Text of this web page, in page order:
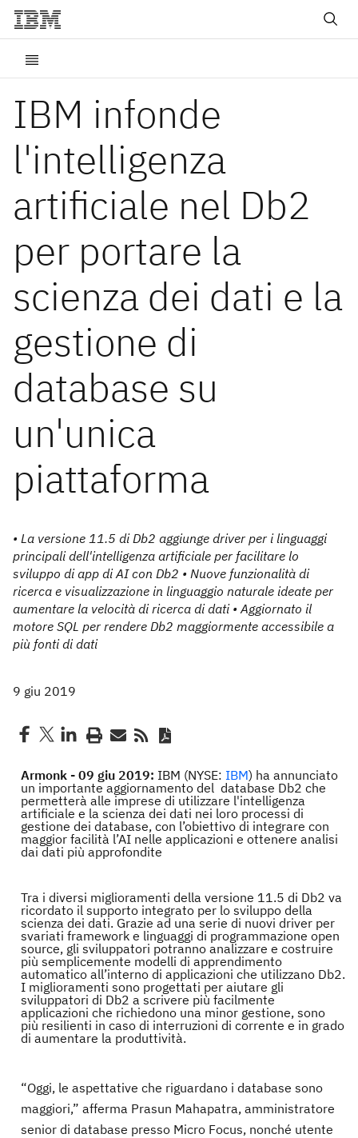
IBM infonde
l'intelligenza
artificiale nel Db2
per portare la
scienza dei dati e la
gestione di
database su
un'unica
piattaforma
• La versione 11.5 di Db2 aggiunge driver per i linguaggi
principali dell'intelligenza artificiale per facilitare lo
sviluppo di app di AI con Db2 • Nuove funzionalità di
ricerca e visualizzazione in linguaggio naturale ideate per
aumentare la velocità di ricerca di dati • Aggiornato il
motore SQL per rendere Db2 maggiormente accessibile a
più fonti di dati
9 giu 2019
Armonk - 09 giu 2019: IBM (NYSE: IBM) ha annunciato
un importante aggiornamento del database Db2 che
permetterà alle imprese di utilizzare l'intelligenza
artificiale e la scienza dei dati nei loro processi di
gestione dei database, con l’obiettivo di integrare con
maggior facilità l’AI nelle applicazioni e ottenere analisi
dai dati più approfondite
Tra i diversi miglioramenti della versione 11.5 di Db2 va
ricordato il supporto integrato per lo sviluppo della
scienza dei dati. Grazie ad una serie di nuovi driver per
svariati framework e linguaggi di programmazione open
source, gli sviluppatori potranno analizzare e costruire
più semplicemente modelli di apprendimento
automatico all’interno di applicazioni che utilizzano Db2.
I miglioramenti sono progettati per aiutare gli
sviluppatori di Db2 a scrivere più facilmente
applicazioni che richiedono una minor gestione, sono
più resilienti in caso di interruzioni di corrente e in grado
di aumentare la produttività.
“Oggi, le aspettative che riguardano i database sono
maggiori,” afferma Prasun Mahapatra, amministratore
senior di database presso Micro Focus, nonché utente